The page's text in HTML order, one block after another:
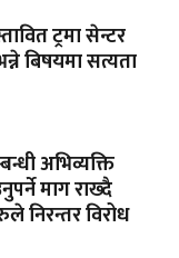
ट्रमा सेन्टर
बिषयमा सत्यता
अभिव्यक्ति
माग राख्दै
निरन्तर विरोध